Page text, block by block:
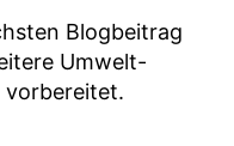
Blogbeitrag
Umwelt-
vorbereitet.